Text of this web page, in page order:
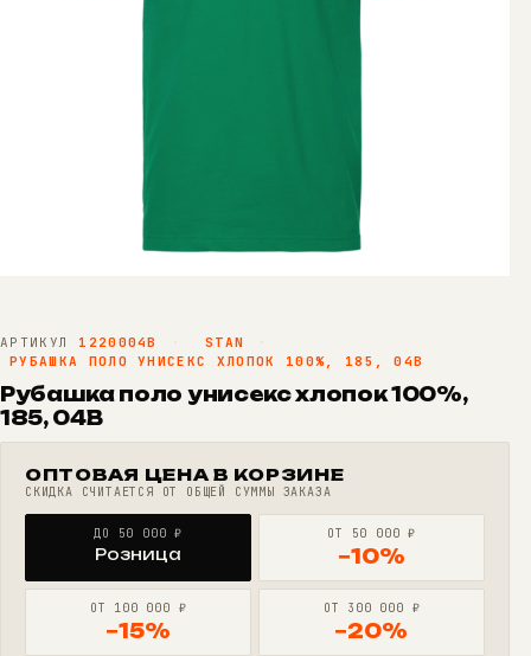
АРТИКУЛ 1220004B · STAN
·
РУБАШКА ПОЛО УНИСЕКС ХЛОПОК 100%, 185, 04B
Рубашка поло унисекс хлопок 100%,
185, 04B
ОПТОВАЯ ЦЕНА В КОРЗИНЕ
СКИДКА СЧИТАЕТСЯ ОТ ОБЩЕЙ СУММЫ ЗАКАЗА
ДО 50 000 ₽
Розница
ОТ 50 000 ₽
−10%
ОТ 100 000 ₽
−15%
ОТ 300 000 ₽
−20%